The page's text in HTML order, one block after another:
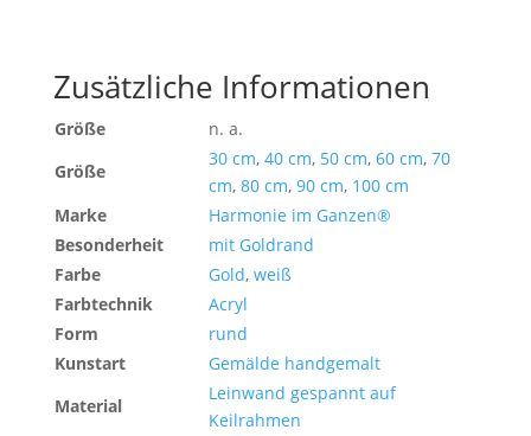
Zusätzliche Informationen
Größe
n. a.
Größe
30 cm, 40 cm, 50 cm, 60 cm, 70
cm, 80 cm, 90 cm, 100 cm
Marke
Harmonie im Ganzen®
Besonderheit
mit Goldrand
Farbe
Gold, weiß
Farbtechnik
Acryl
Form
rund
Kunstart
Gemälde handgemalt
Material
Leinwand gespannt auf
Keilrahmen